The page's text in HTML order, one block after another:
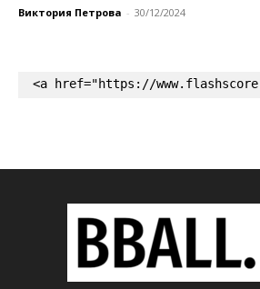
Виктория Петрова - 30/12/2024
<a href="https://